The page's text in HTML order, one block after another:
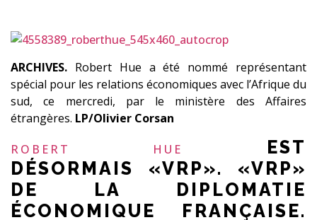
ARCHIVES. Robert Hue a été nommé représentant
spécial pour les relations économiques avec l’Afrique du
sud, ce mercredi, par le ministère des Affaires
étrangères. LP/Olivier Corsan
ROBERT HUE
EST
DÉSORMAIS «VRP». «VRP»
DE LA DIPLOMATIE
ÉCONOMIQUE FRANÇAISE.